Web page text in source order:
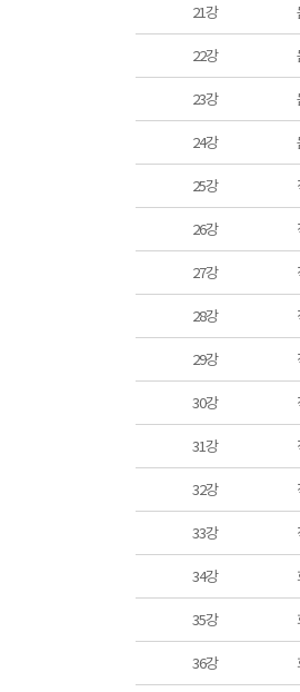
21강
22강
23강
24강
25강
26강
27강
28강
29강
30강
31강
32강
33강
34강
35강
36강